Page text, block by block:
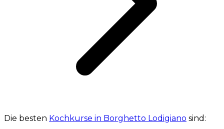
Die besten Kochkurse in Borghetto Lodigiano sind: